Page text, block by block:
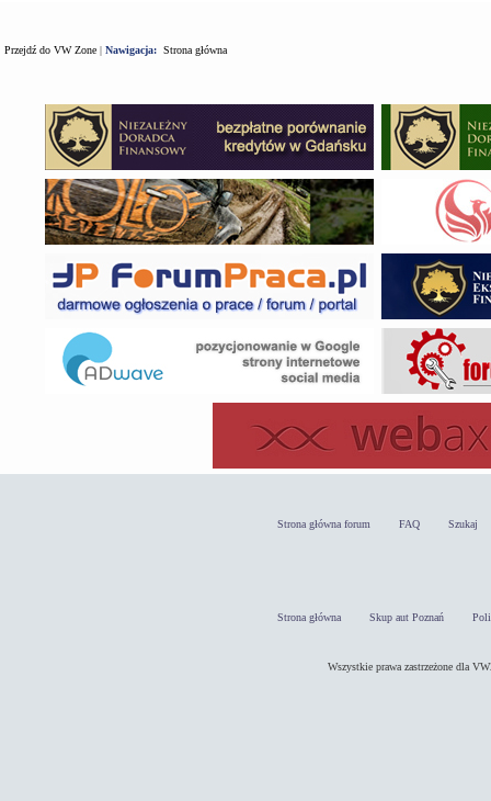
Przejdź do VW Zone | Nawigacja: Strona główna
Strona główna forum FAQ Szukaj
Strona główna Skup aut Poznań
Wszystkie prawa zastrzeżone dla